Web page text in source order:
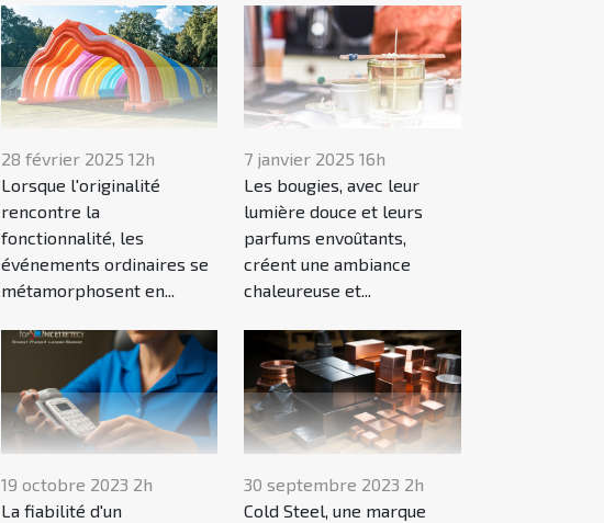
28 février 2025 12h
Lorsque l'originalité
rencontre la
fonctionnalité, les
événements ordinaires se
métamorphosent en...
7 janvier 2025 16h
Les bougies, avec leur
lumière douce et leurs
parfums envoûtants,
créent une ambiance
chaleureuse et...
19 octobre 2023 2h
La fiabilité d'un
30 septembre 2023 2h
Cold Steel, une marque